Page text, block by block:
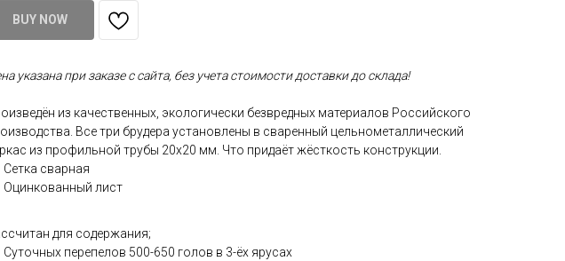
BUY NOW
указана при заказе с сайта, без учета стоимости доставки до склада!
из качественных, экологически безвредных материалов Российского
Все три брудера установлены в сваренный цельнометаллический
из профильной трубы 20х20 мм. Что придаёт жёсткость конструкции.
Сетка сварная
Оцинкованный лист
для содержания;
Суточных перепелов 500-650 голов в 3-ёх ярусах